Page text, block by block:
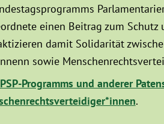
einen Beitrag zum
damit Solidarität
sowie
Programms und anderer
.